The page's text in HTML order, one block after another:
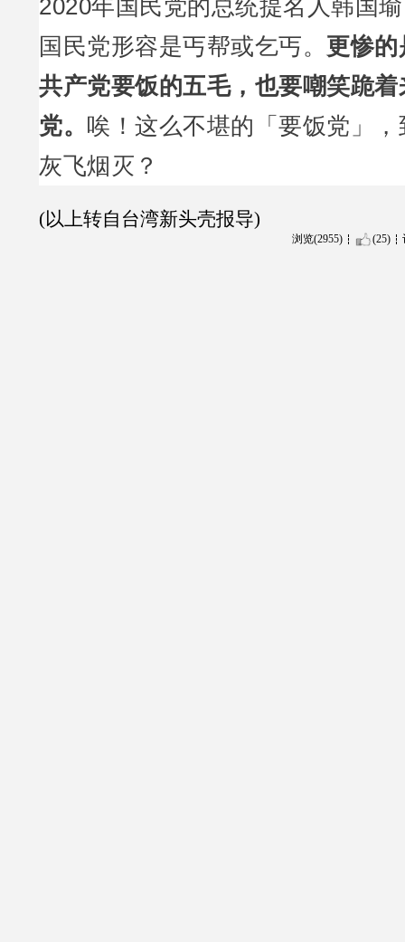
2020年国民党的总统提名人韩国
国民党形容是丐帮或乞丐。 更惨的
共产党要饭的五毛，也要嘲笑跪
党。 唉！这么不堪的「要饭党」
灰飞烟灭？
(以上转自台湾新头壳报导)
浏览(2955) (25)